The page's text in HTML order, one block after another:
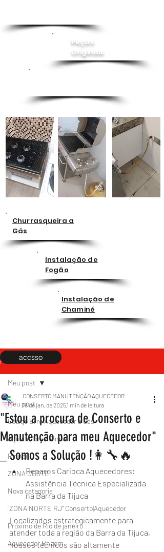
Peças
Originais
Churrasqueira a
Gás
Instalação de
Fogão
Instalação de
Chaminé
Post
Meu post
Código Erro Aquecedor a Gás
Aquecedores Rinnai
Rinnai
ZONA OESTE
Nova categoria
"ZONA NORTE RJ" Conserto|Aquecedor
Próximo de Rio de janeiro
Aquecedor Rheem
Meu post
"Estou a procura de Conserto e
Manutenção para meu Aquecedor"
_ Somos a Solução !👩‍🔧🔥
CONSERTO MANUTENÇÃO AQUECEDOR
16 de jan. de 20251 min de leitura
Reparos Carioca Aquecedores:
Assistência Técnica Especializada
na Barra da Tijuca
Localizados estrategicamente para
atender toda a região da Barra da Tijuca,
nossos técnicos são altamente
acesso